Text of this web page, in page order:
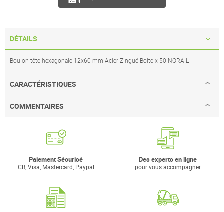
DÉTAILS
Boulon tête hexagonale 12x60 mm Acier Zingué Boite x 50 NORAIL
CARACTÉRISTIQUES
COMMENTAIRES
Paiement Sécurisé
CB, Visa, Mastercard, Paypal
Des experts en ligne
pour vous accompagner